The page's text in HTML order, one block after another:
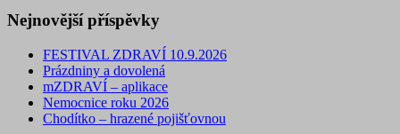
Nejnovější příspěvky
FESTIVAL ZDRAVÍ 10.9.2026
Prázdniny a dovolená
mZDRAVÍ – aplikace
Nemocnice roku 2026
Chodítko – hrazené pojišťovnou